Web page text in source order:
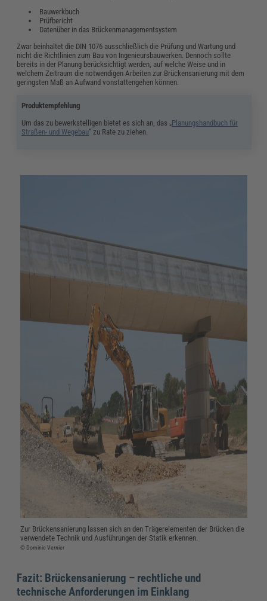
Bauwerkbuch
Prüfbericht
Datenüber in das Brückenmanagementsystem
Zwar beinhaltet die DIN 1076 ausschließlich die Prüfung und Wartung und
nicht die Richtlinien zum Bau von Ingenieursbauwerken. Dennoch sollte
bereits in der Planung berücksichtigt werden, auf welche Weise und in
welchem Zeitraum die notwendigen Arbeiten zur Brückensanierung mit dem
geringsten Maß an Aufwand vonstattengehen können.
Produktempfehlung
Um das zu bewerkstelligen bietet es sich an, das „Planungshandbuch für
Straßen- und Wegebau“ zu Rate zu ziehen.
Zur Brückensanierung lassen sich an den Trägerelementen der Brücken die
verwendete Technik und Ausführungen der Statik erkennen.
© Dominic Vernier
Fazit: Brückensanierung – rechtliche und
technische Anforderungen im Einklang